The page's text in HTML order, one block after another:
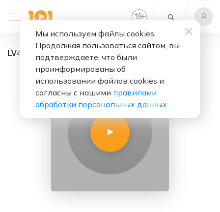
18+
LV4FM - радио онлайн. Слушать бесплатно
Мы используем файлы cookies.
Продолжая пользоваться сайтом, вы
подтверждаете, что были
проинформированы об
использовании файлов cookies и
согласны с нашими правилами
обработки персональных данных.